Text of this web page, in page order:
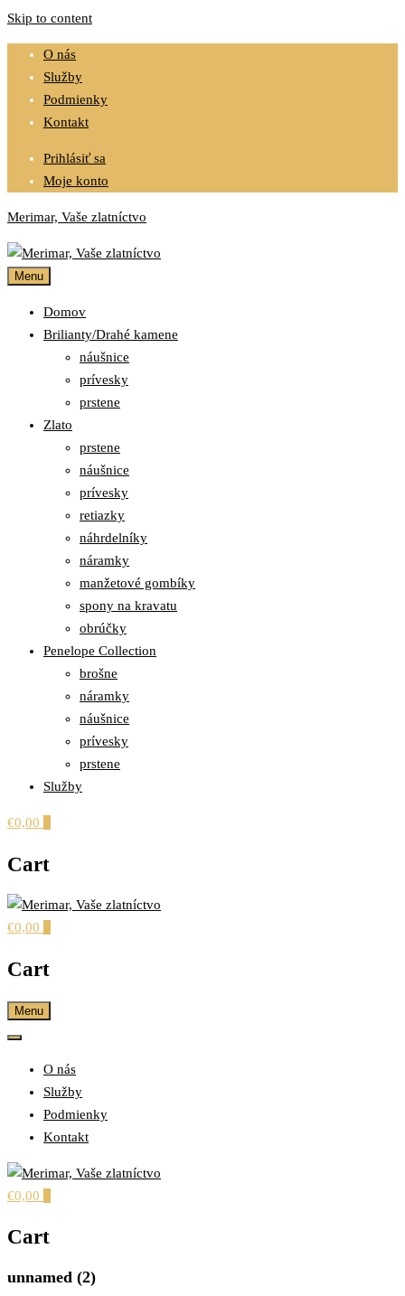
Skip to content
O nás
Služby
Podmienky
Kontakt
Prihlásiť sa
Moje konto
Merimar, Vaše zlatníctvo
Menu
Domov
Brilianty/Drahé kamene
náušnice
prívesky
prstene
Zlato
prstene
náušnice
prívesky
retiazky
náhrdelníky
náramky
manžetové gombíky
spony na kravatu
obrúčky
Penelope Collection
brošne
náramky
náušnice
prívesky
prstene
Služby
€0,00
Cart
€0,00
Cart
Menu
O nás
Služby
Podmienky
Kontakt
€0,00
Cart
unnamed (2)